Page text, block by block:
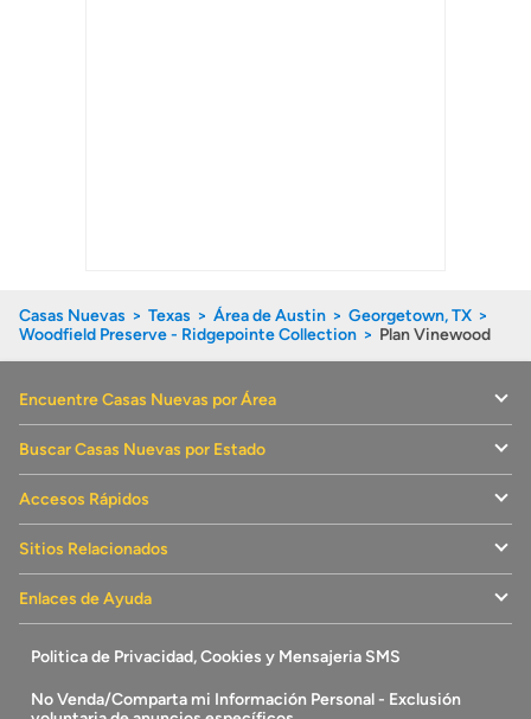
Casas Nuevas Texas Área de Austin
Georgetown, TX
Woodfield Preserve - Ridgepointe Collection
Plan Vinewood
Encuentre Casas Nuevas por Área
Buscar Casas Nuevas por Estado
Accesos Rápidos
Sitios Relacionados
Enlaces de Ayuda
Politica de Privacidad, Cookies y Mensajeria SMS
No Venda/Comparta mi Información Personal - Exclusión